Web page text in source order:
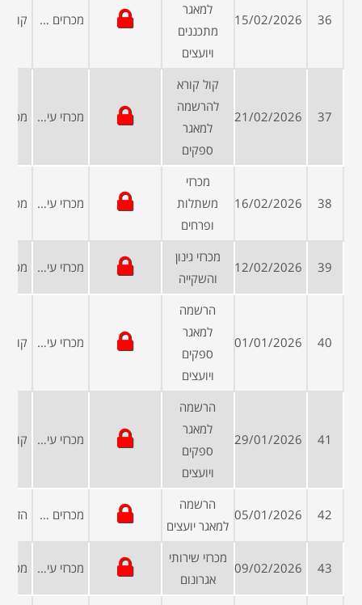
36
15/02/2026
למאגר
מתכננים
ויועצים
מכרזים פומביים
37
21/02/2026
קול קורא
להרשמה
למאגר
ספקים
מכרזי עיריות ומועצות
38
16/02/2026
מכרזי
משתלות
ופרחים
מכרזי עיריות ומועצות
39
12/02/2026
מכרזי גינון
והשקייה
מכרזי עיריות ומועצות
40
01/01/2026
הרשמה
למאגר
ספקים
ויועצים
מכרזי עיריות ומועצות
41
29/01/2026
הרשמה
למאגר
ספקים
ויועצים
מכרזי עיריות ומועצות
42
05/01/2026
הרשמה
למאגר יועצים
מכרזים פומביים
43
09/02/2026
מכרזי שירותי
אגרונום
מכרזי עיריות ומועצות